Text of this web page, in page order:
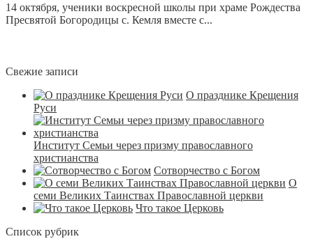
14 октября, ученики воскресной школы при храме Рождества
Пресвятой Богородицы с. Кемля вместе с...
Свежие записи
О празднике Крещения
Руси
Институт Семьи через призму православного
христианства
Сотворчество с Богом
О
семи Великих Таинствах Православной церкви
Что такое Церковь
Список рубрик